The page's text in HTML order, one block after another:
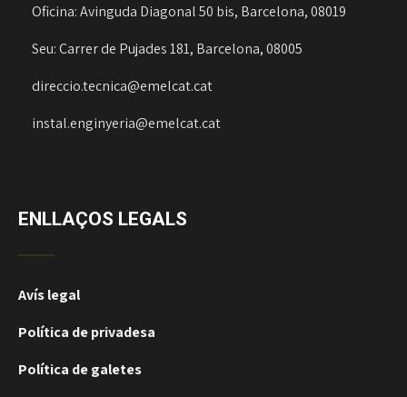
Oficina: Avinguda Diagonal 50 bis, Barcelona, 08019
Seu: Carrer de Pujades 181, Barcelona, 08005
direccio.tecnica@emelcat.cat
instal.enginyeria@emelcat.cat
ENLLAÇOS LEGALS
Avís legal
Política de privadesa
Política de galetes